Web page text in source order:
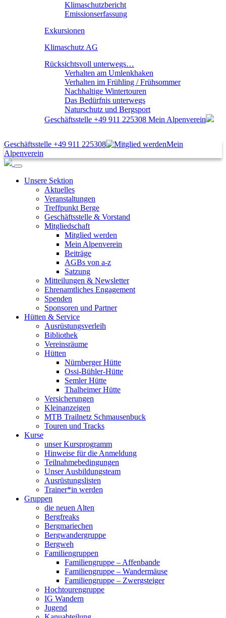
Klimaschutzbericht
Emissionserfassung
Exkursionen
Klimaschutz AG
Rücksichtsvoll unterwegs…
Verhalten am Umlenkhaken
Verhalten im Frühling / Frühsommer
Nachhaltige Wintertouren
Das Bedürfnis unterwegs
Naturschutz und Bergsport
Geschäftsstelle +49 911 225308 Mein Alpenverein
Geschäftsstelle +49 911 225308
Mein
Alpenverein
Unsere Sektion
Aktuelles
Veranstaltungen
Treffpunkt Berge
Geschäftsstelle & Vorstand
Mitgliedschaft
Mitglied werden
Mein Alpenverein
Beiträge
AGBs von a-z
Satzung
Mitteilungen & Newsletter
Ehrenamtliches Engagement
Spenden
Sponsoren und Partner
Hütten & Service
Ausrüstungsverleih
Bibliothek
Vereinsräume
Hütten
Nürnberger Hütte
Ossi-Bühler-Hütte
Semler Hütte
Thalheimer Hütte
Versicherungen
Kleinanzeigen
MTB Trailnetz Schmausenbuck
Touren und Tracks
Kurse
unser Kursprogramm
Hinweise für die Anmeldung
Teilnahmebedingungen
Unser Ausbildungsteam
Ausrüstungslisten
Trainer*in werden
Gruppen
die neuen Alten
Bergfreaks
Bergmariechen
Bergwandergruppe
Bergweh
Familiengruppen
Familiengruppe – Affenbande
Familiengruppe – Wandermäuse
Familiengruppe – Zwergsteiger
Hochtourengruppe
IG Wandern
Jugend